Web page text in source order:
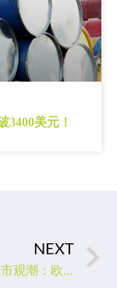
3400美元！
NEXT
1月11日汇市观潮：欧元、英镑和日元技术分析